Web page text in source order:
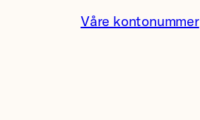
Våre kontonummer